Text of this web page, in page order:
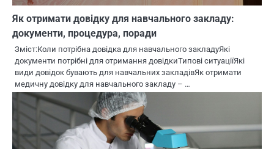
Як отримати довідку для навчального закладу:
документи, процедура, поради
Зміст:Коли потрібна довідка для навчального закладуЯкі
документи потрібні для отримання довідкиТипові ситуаціїЯкі
види довідок бувають для навчальних закладівЯк отримати
медичну довідку для навчального закладу – …